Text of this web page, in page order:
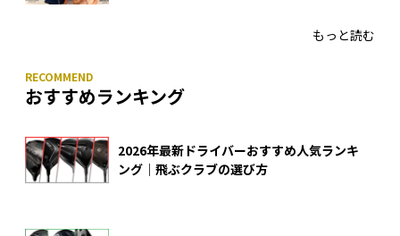
もっと読む
おすすめランキング
2026年最新ドライバーおすすめ人気ランキ
ング｜飛ぶクラブの選び方